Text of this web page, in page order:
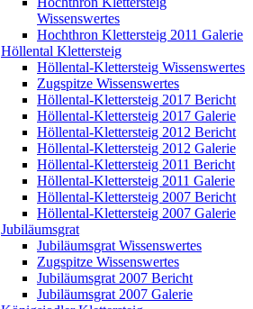
Wissenswertes
Hochthron Klettersteig 2011 Galerie
Höllental Klettersteig
Höllental-Klettersteig Wissenswertes
Zugspitze Wissenswertes
Höllental-Klettersteig 2017 Bericht
Höllental-Klettersteig 2017 Galerie
Höllental-Klettersteig 2012 Bericht
Höllental-Klettersteig 2012 Galerie
Höllental-Klettersteig 2011 Bericht
Höllental-Klettersteig 2011 Galerie
Höllental-Klettersteig 2007 Bericht
Höllental-Klettersteig 2007 Galerie
Jubiläumsgrat
Jubiläumsgrat Wissenswertes
Zugspitze Wissenswertes
Jubiläumsgrat 2007 Bericht
Jubiläumsgrat 2007 Galerie